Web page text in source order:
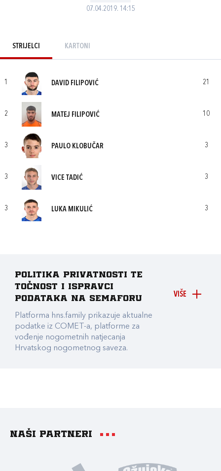
07.04.2019. 14:15
STRIJELCI KARTONI
1 DAVID FILIPOVIĆ 21
2 MATEJ FILIPOVIĆ 10
3 PAULO KLOBUČAR 3
3 VICE TADIĆ 3
3 LUKA MIKULIĆ 3
VIŠE
Politika privatnosti te
točnost i ispravci
podataka na Semaforu
Platforma hns.family prikazuje aktualne
podatke iz COMET-a, platforme za
vođenje nogometnih natjecanja
Hrvatskog nogometnog saveza.
Naši partneri